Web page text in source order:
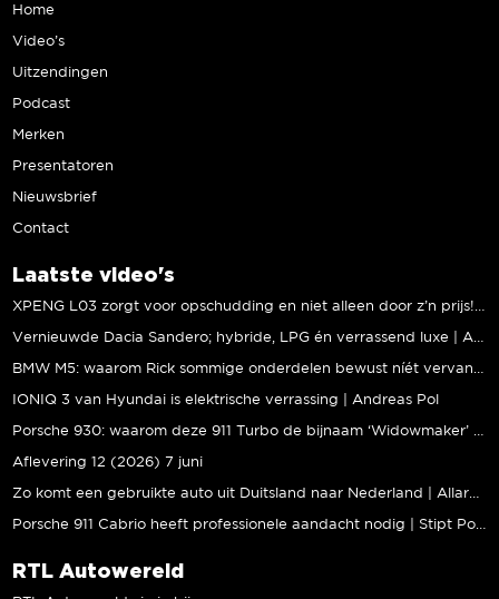
Home
Video’s
Uitzendingen
Podcast
Merken
Presentatoren
Nieuwsbrief
Contact
Laatste video's
IONIQ 3 van Hyundai is elektrische verrassing | Andreas Pol
Aflevering 12 (2026) 7 juni
RTL Autowereld